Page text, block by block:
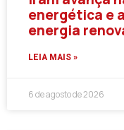
energética e
energia
LEIA MAIS »
6 de agosto de 2026